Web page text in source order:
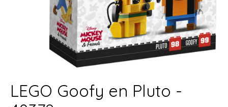
LEGO Goofy en Pluto -